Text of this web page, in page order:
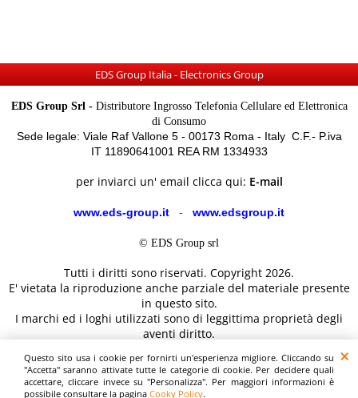
Questo sito usa i cookie per fornirti un'esperienza migliore. Cliccando su
"Accetta" saranno attivate tutte le categorie di cookie. Per decidere quali
accettare, cliccare invece su "Personalizza". Per maggiori informazioni è
possibile consultare la pagina Cooky Policy.
EDS Group Italia - Electronics Group
EDS Group Srl -Distributore Ingrosso Telefonia Cellulare ed Elettronica
di Consumo
Sede legale: Viale Raf Vallone 5 - 00173 Roma - Italy C.F.- P.iva
IT 11890641001 REA RM 1334933
per inviarci un' email clicca qui: E-mail
www.eds-group.it - www.edsgroup.it
© EDS Group srl
Tutti i diritti sono riservati. Copyright 2026.
E' vietata la riproduzione anche parziale del materiale presente
in questo sito.
I marchi ed i loghi utilizzati sono di leggittima proprietà degli
aventi diritto.
scopo illustrativo fanno fede i dettagli sul sito del costruttore.